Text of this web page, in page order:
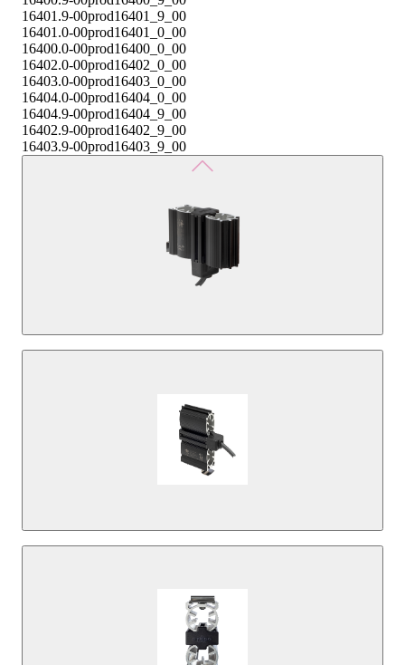
16401.9-00prod16401_9_00
16401.0-00prod16401_0_00
16400.0-00prod16400_0_00
16402.0-00prod16402_0_00
16403.0-00prod16403_0_00
16404.0-00prod16404_0_00
16404.9-00prod16404_9_00
16402.9-00prod16402_9_00
16403.9-00prod16403_9_00